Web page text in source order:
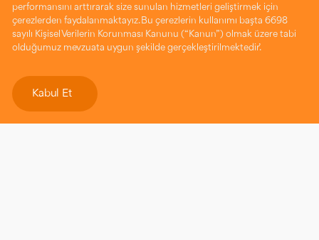
performansını arttırarak size sunulan hizmetleri geliştirmek için
çerezlerden faydalanmaktayız. Bu çerezlerin kullanımı başta 6698
sayılı Kişisel Verilerin Korunması Kanunu (“Kanun”) olmak üzere tabi
olduğumuz mevzuata uygun şekilde gerçekleştirilmektedir.’
Kabul Et
İncele
Güvenlik
İncele
Bulut
Mobil ve Son